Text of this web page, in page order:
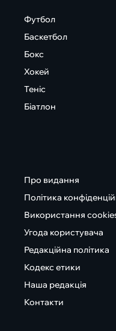
Футбол
Баскетбол
Бокс
Хокей
Теніс
Біатлон
Про видання
Політика
Використання
Угода користувача
Редакційна політика
Кодекс етики
Наша редакція
Контакти